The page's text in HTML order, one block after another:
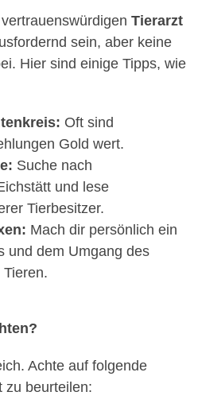
Tierarzt
sein, aber keine
Hier sind einige Tipps, wie
Oft sind
Gold wert.
Suche nach
und lese
Tierbesitzer.
Mach dir persönlich ein
und dem Umgang des
Achte auf folgende
zu beurteilen: